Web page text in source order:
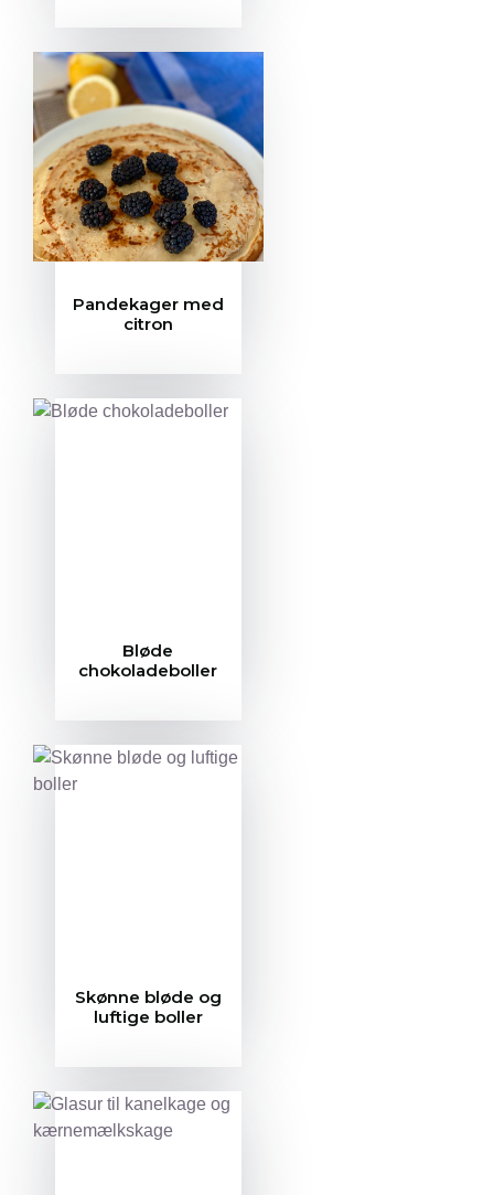
Pandekager med
citron
Bløde
chokoladeboller
Skønne bløde og
luftige boller